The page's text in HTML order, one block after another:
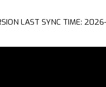
LAST SYNC TIME: